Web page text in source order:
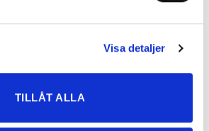
Visa detaljer
TILLÅT ALLA
Misslivings Favorit Lip Oil Rosa